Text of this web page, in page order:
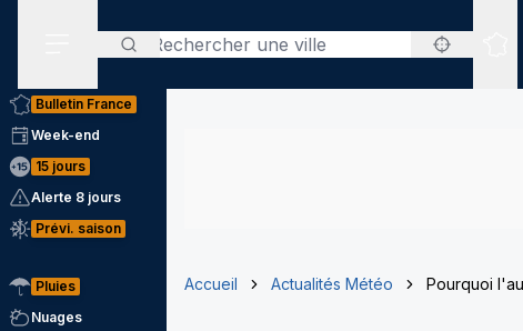
Rechercher
Bulletin France
Week-end
15 jours
Alerte 8 jours
Prévi. saison
Pluies
Nuages
Accueil Actualités Météo Pourquoi